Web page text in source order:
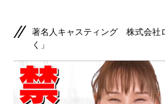
著名人キャスティング 株式会社
く」